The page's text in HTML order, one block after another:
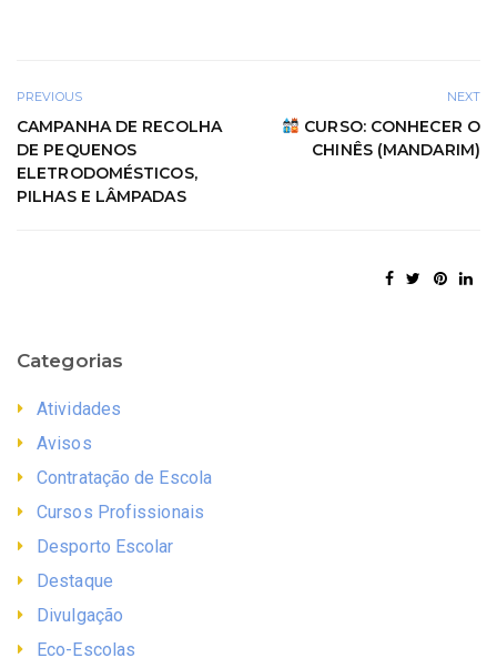
PREVIOUS
CAMPANHA DE RECOLHA
DE PEQUENOS
ELETRODOMÉSTICOS,
PILHAS E LÂMPADAS
NEXT
CURSO: CONHECER O
CHINÊS (MANDARIM)
Categorias
Atividades
Avisos
Contratação de Escola
Cursos Profissionais
Desporto Escolar
Destaque
Divulgação
Eco-Escolas